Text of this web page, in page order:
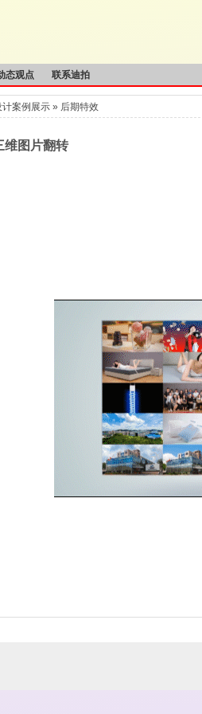
态观点 联系迪拍
计案例展示 » 后期特效
维图片翻转